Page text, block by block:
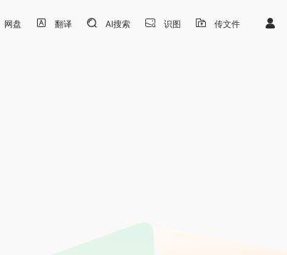
网盘 翻译 AI搜索 识图 传文件